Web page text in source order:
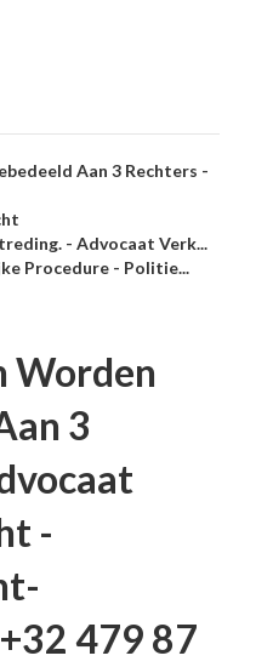
Aan 3 Rechters -
- Advocaat Verk...
Procedure - Politie...
Worden
3
-
479 87